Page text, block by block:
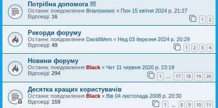
Потрібна допомога !!!
Останнє повідомлення Brianswows « Пон 15 квітня 2024 р. 21:27
Відповіді: 16 1 2
Рекорди форуму
Останнє повідомлення DavidWem « Нед 03 березня 2024 р. 20:29
Відповіді: 49 1 2 3 4
Новини форуму
Останнє повідомлення Black « Чет 11 червня 2020 р. 23:19
Відповіді: 294 1 … 17 18 19 20
Десятка кращих користувачів
Останнє повідомлення Black « Вів 04 листопада 2008 р. 20:30
Відповіді: 159 1 … 8 9 10 11